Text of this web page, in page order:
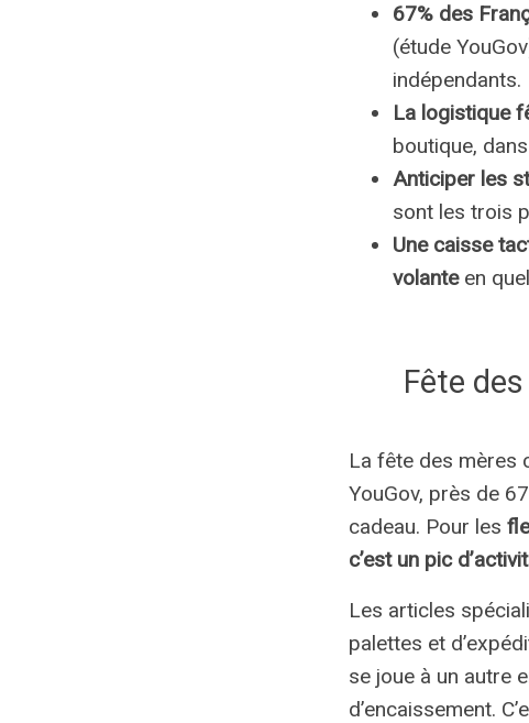
67% des
(étude
indépendants.
La logistique
boutique,
Anticiper les
sont les trois
Une caisse
volanteen
Fête
La fête des mères
YouGov, près de
cadeau. Pour les
c’est un pic
Les articles
palettes et
se joue à un autre
d’encaissement.